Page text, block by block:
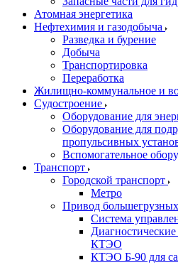
Атомная энергетика
Нефтехимия и газодобыча
Разведка и бурение
Добыча
Транспортировка
Переработка
Жилищно-коммунальное и
Судостроение
Оборудование для
Оборудование для
пропульсивных
Вспомогательное
Транспорт
Городской транспорт
Метро
Привод
Система
КТЭО
КТЭО Б-90 для